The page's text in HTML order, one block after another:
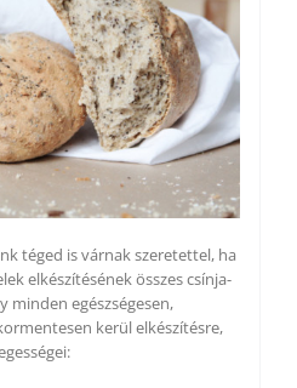
téged is várnak szeretettel, ha
elkészítésének összes csínja-
minden egészségesen,
kerül elkészítésre,